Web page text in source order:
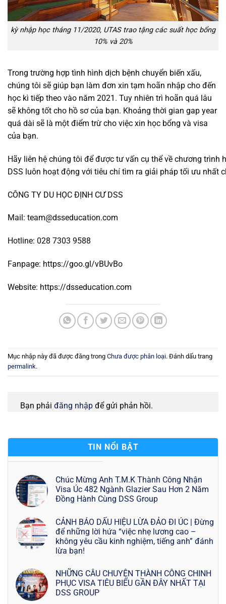
kỳ nhập học tháng 11/2020, UTAS trao tặng các suất học bổng
10% và 20%
Trong trường hợp tình hình dịch bệnh chuyển biến xấu,
chúng tôi sẽ giúp bạn làm đơn xin tạm hoãn nhập cho đến
học kì tiếp theo vào năm 2021. Tuy nhiên trì hoãn quá lâu
sẽ không tốt cho hồ sơ của bạn. Khoảng thời gian gap year
quá dài sẽ là một điểm trừ cho việc xin học bổng và visa
của bạn.
Hãy liên hệ chúng tôi để được tư vấn cụ thể về chương trình
DSS luôn hoạt động với tiêu chí tìm ra giải pháp tối ưu nhất
CÔNG TY DU HỌC ĐỊNH CƯ DSS
Mail: team@dsseducation.com
Hotline: 028 7303 9588
Fanpage: https://goo.gl/vBUvBo
Website: https://dsseducation.com
Mục nhập này đã được đăng trong Chưa được phân loại. Đánh dấu trang
permalink.
Bạn phải đăng nhập để gửi phản hồi.
TIN NỔI BẬT
Chúc Mừng Anh T.M.K Thành Công Nhận
Visa Úc 482 Ngành Glazier Sau Hơn 2 Năm
Đồng Hành Cùng DSS Group
CẢNH BÁO DẤU HIỆU LỪA ĐẢO ĐI ÚC | Đừng
để những lời hứa “việc nhẹ lương cao –
không yêu cầu kinh nghiệm, tiếng anh” đánh
lừa bạn!
NHỮNG CÂU CHUYỆN THÀNH CÔNG CHINH
PHỤC VISA TIÊU BIỂU GẦN ĐÂY NHẤT TẠI
DSS GROUP